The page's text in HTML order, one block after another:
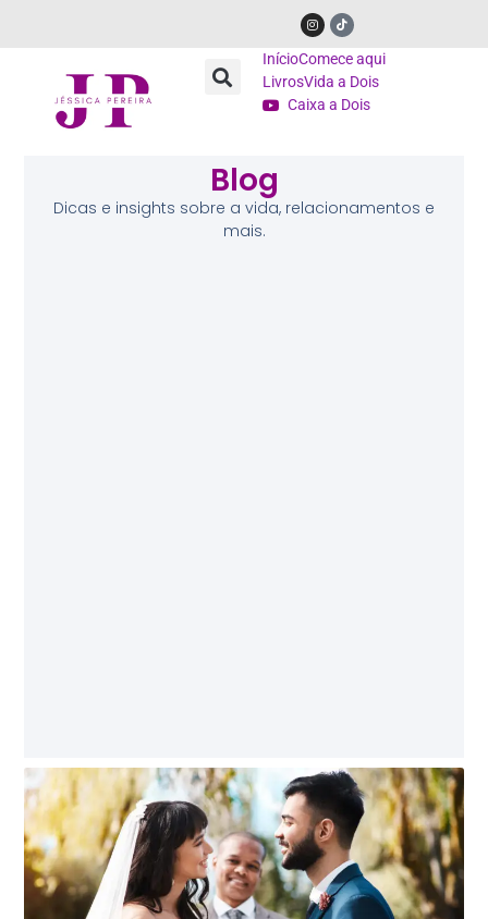
InícioComece aqui
LivrosVida a Dois
Caixa a Dois
Blog
Dicas e insights sobre a vida, relacionamentos e
mais.